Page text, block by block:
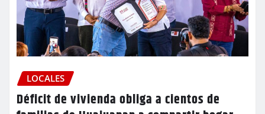
LOCALES
Déficit de vivienda obliga a cientos de